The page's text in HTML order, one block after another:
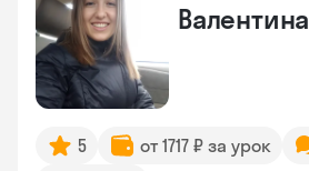
Валентина
5 от 1717 ₽ за урок